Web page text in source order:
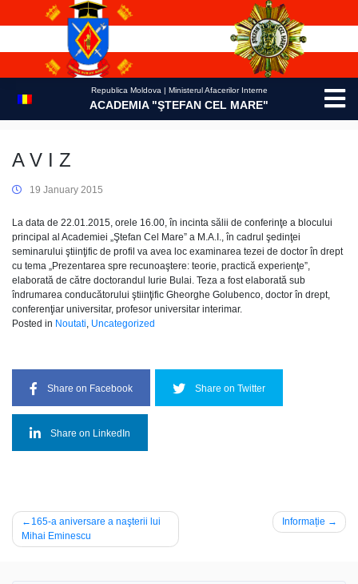
Republica Moldova | Ministerul Afacerilor Interne
ACADEMIA "ŞTEFAN CEL MARE"
A V I Z
19 January 2015
La data de 22.01.2015, orele 16.00, în incinta sălii de conferinţe a blocului
principal al Academiei „Ştefan Cel Mare” a M.A.I., în cadrul şedinţei
seminarului ştiinţific de profil va avea loc examinarea tezei de doctor în drept
cu tema „Prezentarea spre recunoaştere: teorie, practică experienţe”,
elaborată de către doctorandul Iurie Bulai. Teza a fost elaborată sub
îndrumarea conducătorului ştiinţific Gheorghe Golubenco, doctor în drept,
conferenţiar universitar, profesor universitar interimar.
Posted in Noutati, Uncategorized
Share on Facebook Share on Twitter
Share on LinkedIn
Post
navigation
165-a aniversare a naşterii lui
Mihai Eminescu
Informație